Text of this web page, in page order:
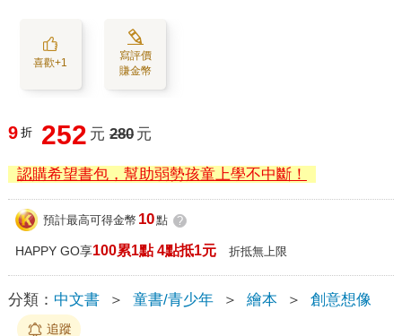
喜歡+1
寫評價
賺金幣
9 折 252 元 280 元
認購希望書包，幫助弱勢孩童上學不中斷！
預計最高可得金幣 10點 ?
HAPPY GO享100累1點 4點抵1元 折抵無上限
分類： 中文書 ＞ 童書/青少年 ＞ 繪本 ＞ 創意想像
追蹤